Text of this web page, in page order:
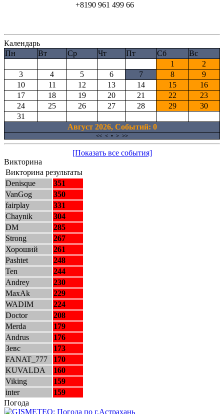
+8190 961 499 66
Календарь
Пн
Вт Ср Чт Пт Сб
Вс
1
2
3
4 5 6 7 8
9
10
11 12 13 14 15
16
17
18 19 20 21 22
23
24
25 26 27 28 29
30
31
Август 2026, Cобытий: 0
<< < • > >>
[Показать все события]
Викторина
Викторина результаты
Denisque
351
VanGog
350
fairplay
331
Chaynik
304
DM
285
Strong
267
Хороший
261
Pashtet
248
Ten
244
Andrey
230
MaxAk
229
WADIM
224
Doctor
208
Merda
179
Andrus
176
Зевс
173
FANAT_777
170
KUVALDA
160
Viking
159
inter
159
Погода